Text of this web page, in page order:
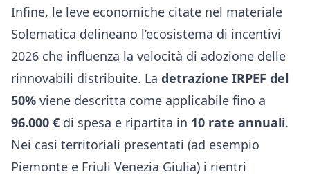
Infine, le leve economiche citate nel materiale
Solematica delineano l’ecosistema di incentivi
2026 che influenza la velocità di adozione delle
rinnovabili distribuite. La detrazione IRPEF del
50% viene descritta come applicabile fino a
96.000 € di spesa e ripartita in 10 rate annuali.
Nei casi territoriali presentati (ad esempio
Piemonte e Friuli Venezia Giulia) i rientri